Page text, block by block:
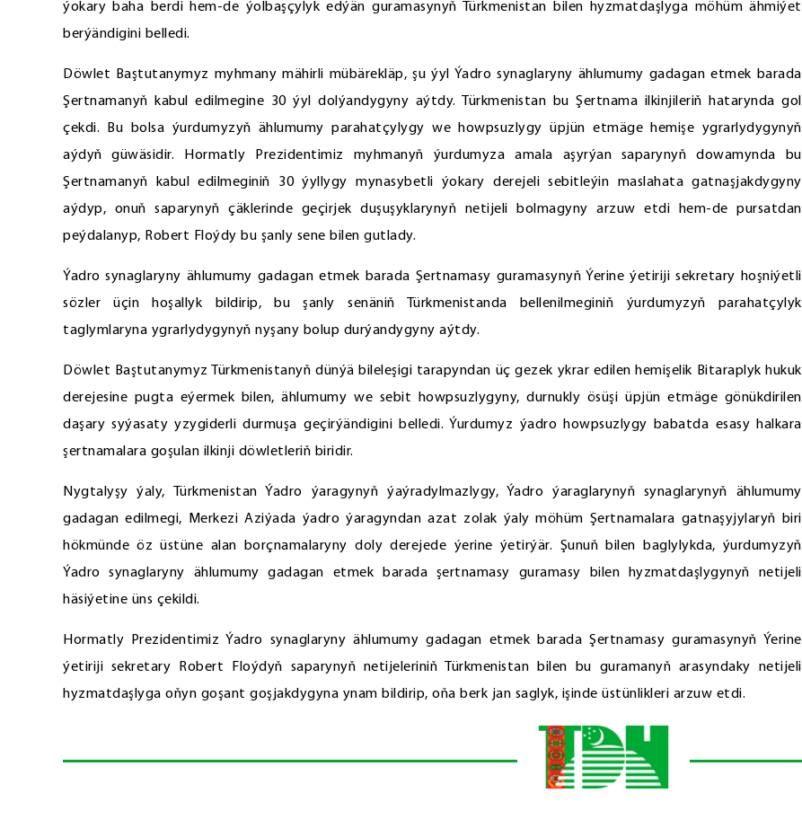
ýokary baha berdi hem-de ýolbaşçylyk edýän guramasynyň Türkmenistan bilen hyzmatdaşlyga möhüm ähmiýet
berýändigini belledi.
Döwlet Baştutanymyz myhmany mähirli mübärekläp, şu ýyl Ýadro synaglaryny ählumumy gadagan etmek barada
Şertnamanyň kabul edilmegine 30 ýyl dolýandygyny aýtdy. Türkmenistan bu Şertnama ilkinjileriň hatarynda gol
çekdi. Bu bolsa ýurdumyzyň ählumumy parahatçylygy we howpsuzlygy üpjün etmäge hemişe ygrarlydygynyň
aýdyň güwäsidir. Hormatly Prezidentimiz myhmanyň ýurdumyza amala aşyrýan saparynyň dowamynda bu
Şertnamanyň kabul edilmeginiň 30 ýyllygy mynasybetli ýokary derejeli sebitleýin maslahata gatnaşjakdygyny
aýdyp, onuň saparynyň çäklerinde geçirjek duşuşyklarynyň netijeli bolmagyny arzuw etdi hem-de pursatdan
peýdalanyp, Robert Floýdy bu şanly sene bilen gutlady.
Ýadro synaglaryny ählumumy gadagan etmek barada Şertnamasy guramasynyň Ýerine ýetiriji sekretary hoşniýetli
sözler üçin hoşallyk bildirip, bu şanly senäniň Türkmenistanda bellenilmeginiň ýurdumyzyň parahatçylyk
taglymlaryna ygrarlydygynyň nyşany bolup durýandygyny aýtdy.
Döwlet Baştutanymyz Türkmenistanyň dünýä bileleşigi tarapyndan üç gezek ykrar edilen hemişelik Bitaraplyk hukuk
derejesine pugta eýermek bilen, ählumumy we sebit howpsuzlygyny, durnukly ösüşi üpjün etmäge gönükdirilen
daşary syýasaty yzygiderli durmuşa geçirýändigini belledi. Ýurdumyz ýadro howpsuzlygy babatda esasy halkara
şertnamalara goşulan ilkinji döwletleriň biridir.
Nygtalyşy ýaly, Türkmenistan Ýadro ýaragynyň ýaýradylmazlygy, Ýadro ýaraglarynyň synaglarynyň ählumumy
gadagan edilmegi, Merkezi Aziýada ýadro ýaragyndan azat zolak ýaly möhüm Şertnamalara gatnaşyjylaryň biri
hökmünde öz üstüne alan borçnamalaryny doly derejede ýerine ýetirýär. Şunuň bilen baglylykda, ýurdumyzyň
Ýadro synaglaryny ählumumy gadagan etmek barada şertnamasy guramasy bilen hyzmatdaşlygynyň netijeli
häsiýetine üns çekildi.
Hormatly Prezidentimiz Ýadro synaglaryny ählumumy gadagan etmek barada Şertnamasy guramasynyň Ýerine
ýetiriji sekretary Robert Floýdyň saparynyň netijeleriniň Türkmenistan bilen bu guramanyň arasyndaky netijeli
hyzmatdaşlyga oňyn goşant goşjakdygyna ynam bildirip, oňa berk jan saglyk, işinde üstünlikleri arzuw etdi.